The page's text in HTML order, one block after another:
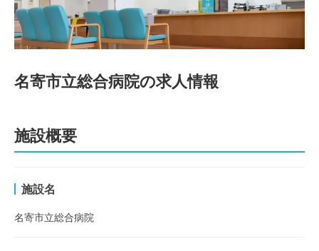
名寄市立総合病院の求人情報
施設概要
施設名
名寄市立総合病院